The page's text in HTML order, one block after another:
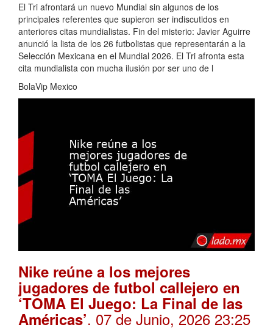
El Tri afrontará un nuevo Mundial sin algunos de los
principales referentes que supieron ser indiscutidos en
anteriores citas mundialistas. Fin del misterio: Javier Aguirre
anunció la lista de los 26 futbolistas que representarán a la
Selección Mexicana en el Mundial 2026. El Tri afronta esta
cita mundialista con mucha ilusión por ser uno de l
BolaVip Mexico
Nike reúne a los mejores
jugadores de futbol callejero en
‘TOMA El Juego: La Final de las
Américas’. 07 de Junio, 2026 23:25